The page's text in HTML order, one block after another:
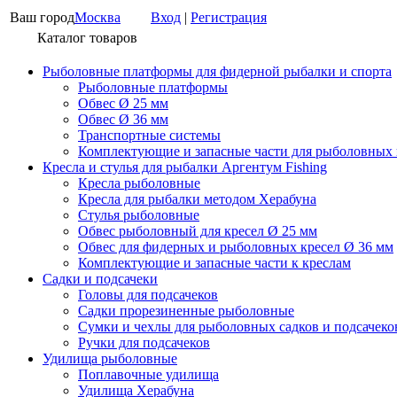
Ваш городМосква Вход | Регистрация
Каталог товаров
Рыболовные платформы для фидерной рыбалки и спорта
Рыболовные платформы
Обвес Ø 25 мм
Обвес Ø 36 мм
Транспортные системы
Комплектующие и запасные части для рыболовных
Кресла и стулья для рыбалки Аргентум Fishing
Кресла рыболовные
Кресла для рыбалки методом Херабуна
Стулья рыболовные
Обвес рыболовный для кресел Ø 25 мм
Обвес для фидерных и рыболовных кресел Ø 36 мм
Комплектующие и запасные части к креслам
Садки и подсачеки
Головы для подсачеков
Садки прорезиненные рыболовные
Сумки и чехлы для рыболовных садков и
Ручки для подсачеков
Удилища рыболовные
Поплавочные удилища
Удилища Херабуна